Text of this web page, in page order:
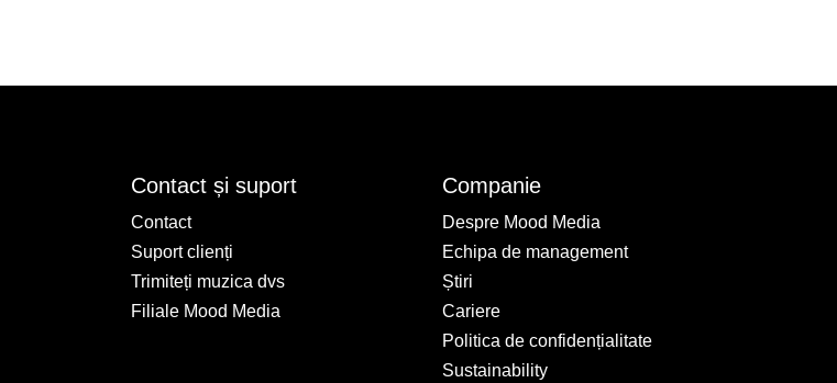
Contact și suport
Contact
Suport clienți
Trimiteți muzica dvs
Filiale Mood Media
Companie
Despre Mood Media
Echipa de management
Știri
Cariere
Politica de confidențialitate
Sustainability